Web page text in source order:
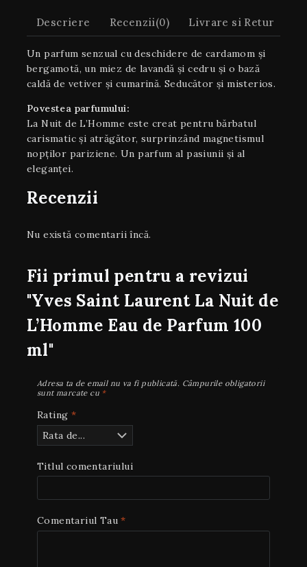
Descriere Recenzii(0) Livrare si Retur
Un parfum senzual cu deschidere de cardamom și
bergamotă, un miez de lavandă și cedru și o bază
caldă de vetiver și cumarină. Seducător și misterios.
Povestea parfumului:
La Nuit de L’Homme este creat pentru bărbatul
carismatic și atrăgător, surprinzând magnetismul
nopților pariziene. Un parfum al pasiunii și al
eleganței.
Recenzii
Nu există comentarii încă.
Fii primul pentru a revizui
"Yves Saint Laurent La Nuit de
L’Homme Eau de Parfum 100
ml"
Adresa ta de email nu va fi publicată. Câmpurile obligatorii
sunt marcate cu *
Rating *
Titlul comentariului
Comentariul Tau*